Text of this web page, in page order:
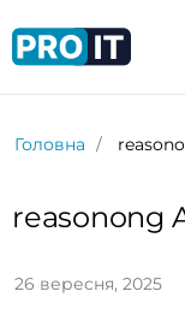
Головна
reasonong
26 вересня, 2025